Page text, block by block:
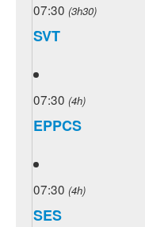
07:30 (3h30)
SVT
07:30 (4h)
EPPCS
07:30 (4h)
SES